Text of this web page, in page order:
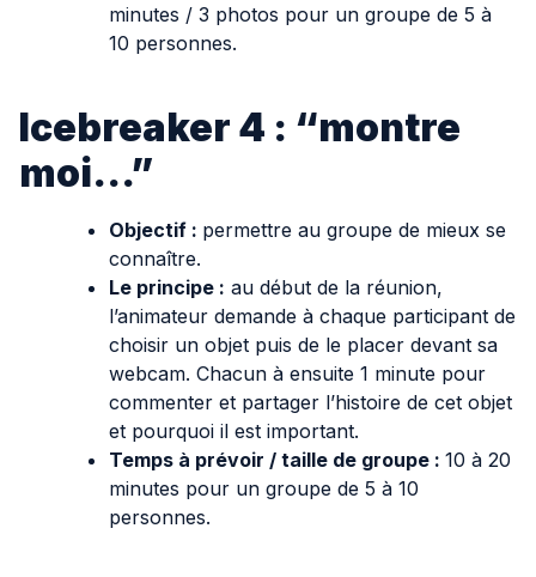
minutes / 3 photos pour un groupe de 5 à
10 personnes.
Icebreaker 4 : “montre
moi…”
Objectif : permettre au groupe de mieux se
connaître.
Le principe : au début de la réunion,
l’animateur demande à chaque participant de
choisir un objet puis de le placer devant sa
webcam. Chacun à ensuite 1 minute pour
commenter et partager l’histoire de cet objet
et pourquoi il est important.
Temps à prévoir / taille de groupe :10 à 20
minutes pour un groupe de 5 à 10
personnes.